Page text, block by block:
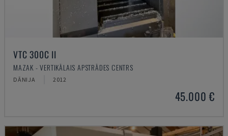
VTC 300C II
MAZAK - VERTIKĀLAIS APSTRĀDES CENTRS
DĀNIJA 2012
45.000 €